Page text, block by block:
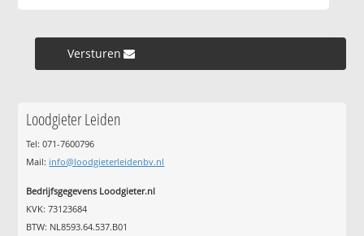
Versturen »
Loodgieter Leiden
Tel: 071-7600796
Mail: info@loodgieterleidenbv.nl
Bedrijfsgegevens Loodgieter.nl
KVK: 73123684
BTW: NL8593.64.537.B01